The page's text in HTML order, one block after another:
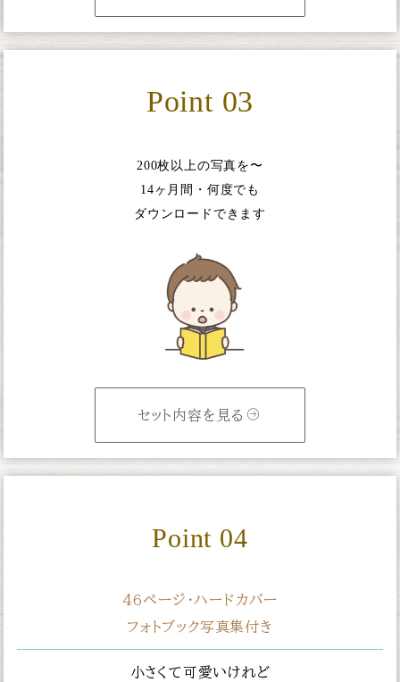
Point 03
200枚以上の写真を〜
14ヶ月間・何度でも
ダウンロードできます
セット内容を見る
Point 04
46ページ・ハードカバー
フォトブック写真集付き
小さくて可愛いけれど